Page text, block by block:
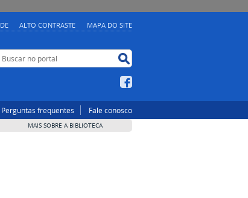
ALTO CONTRASTE MAPA DO SITE
Buscar no portal
Perguntas frequentes Fale conosco
MAIS SOBRE A BIBLIOTECA